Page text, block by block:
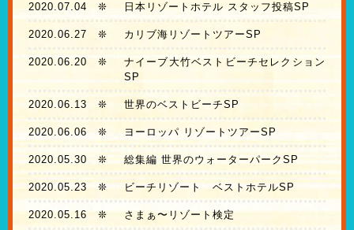
2020.07.04 ❊ 日本リゾートホテル スタッフ投稿SP
2020.06.27 ❊ カリブ海リゾートツアーSP
2020.06.20 ❊
ナイーブ大竹ベストビーチセレクション
SP
2020.06.13 ❊ 世界のベストビーチSP
2020.06.06 ❊ ヨーロッパ リゾートツアーSP
2020.05.30 ❊ 総集編 世界のウォーターパークSP
2020.05.23❊ ビーチリゾート ベストホテルSP
2020.05.16 ❊ さまぁ〜リゾート検定